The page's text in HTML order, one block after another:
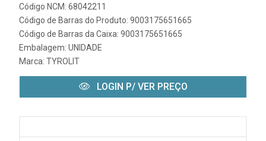
Código NCM: 68042211
Código de Barras do Produto: 9003175651665
Código de Barras da Caixa: 9003175651665
Embalagem: UNIDADE
Marca: TYROLIT
LOGIN P/ VER PREÇO